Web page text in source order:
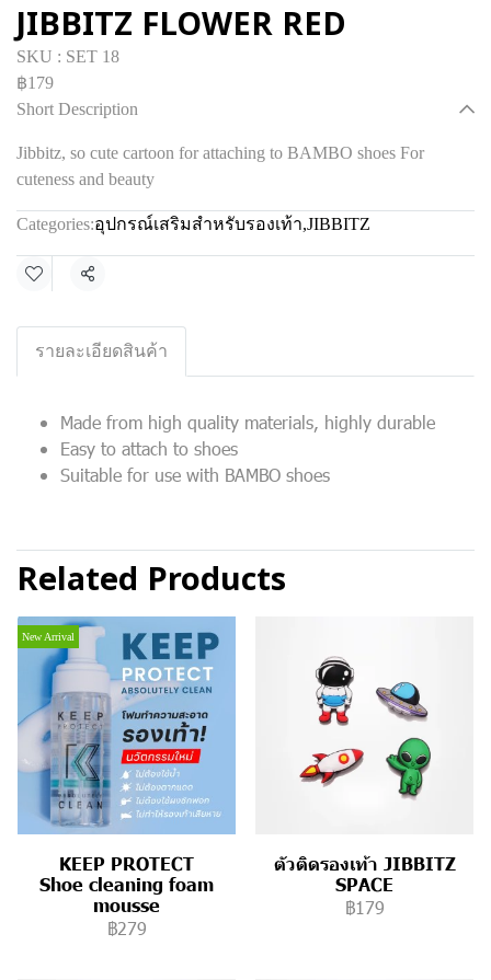
JIBBITZ FLOWER RED
SKU : SET 18
฿179
Short Description
Jibbitz, so cute cartoon for attaching to BAMBO shoes For
cuteness and beauty
Categories:อุปกรณ์เสริมสำหรับรองเท้า,JIBBITZ
Share
รายละเอียดสินค้า
Made from high quality materials, highly durable
Easy to attach to shoes
Suitable for use with BAMBO shoes
Related Products
New Arrival
KEEP PROTECT
Shoe cleaning foam
mousse
฿279
ตัวติดรองเท้า JIBBITZ
SPACE
฿179